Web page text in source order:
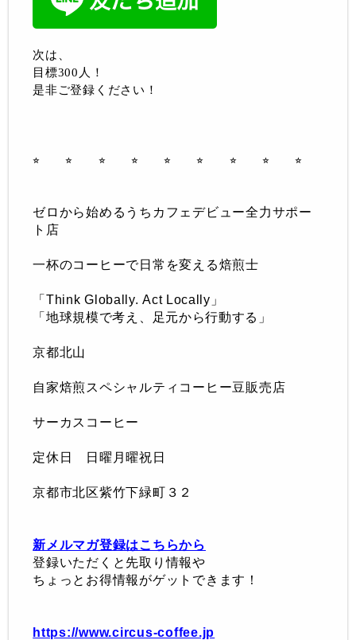
次は、
目標300人！
是非ご登録ください！
⭐︎ ⭐︎ ⭐︎ ⭐︎ ⭐︎ ⭐︎ ⭐︎ ⭐︎ ⭐︎
ゼロから始めるうちカフェデビュー全力サポー
ト店
一杯のコーヒーで日常を変える焙煎士
「 Think Globally.Act Locally」
「地球規模で考え、足元から行動する 」
京都北山
自家焙煎スペシャルティコーヒー豆販売店
サーカスコーヒー
定休日 日曜月曜祝日
京都市北区紫竹下緑町３２
新メルマガ登録はこちらから
登録いただくと先取り情報や
ちょっとお得情報がゲットできます！
https://www.circus-coffee.jp